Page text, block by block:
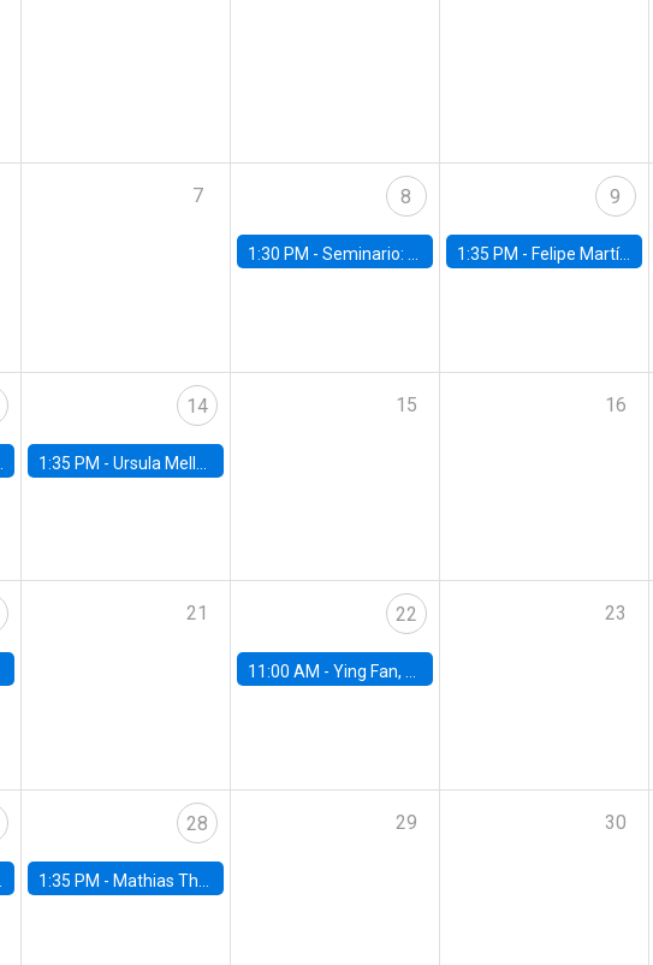
7 8
1:30 PM -Seminario: “Recuperando la humanidad para progresar en la era de la IA»
9
1:35 PM - Felipe Martínez, alumno Doctorado en Economía UC
14
1:35 PM -Ursula Mello, Insper - Institute of Education and Research
15 16
21 22
11:00 AM -Ying Fan, University of Michigan
23
28
1:35 PM - Mathias Thoenig, University of Lausanne
29 30